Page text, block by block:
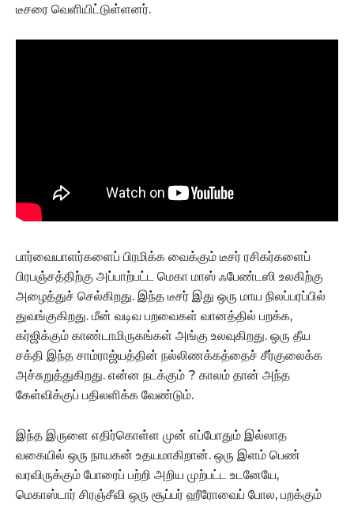
டீசரை வெளியிட்டுள்ளனர்.
பார்வையாளர்களைப் பிரமிக்க வைக்கும் டீசர் ரசிகர்களைப்
பிரபஞ்சத்திற்கு அப்பாற்பட்ட மெகா மாஸ் ஃபேண்டஸி உலகிற்கு
அழைத்துச் செல்கிறது. இந்த டீசர் இது ஒரு மாய நிலப்பரப்பில்
துவங்குகிறது. மீன் வடிவ பறவைகள் வானத்தில் பறக்க,
கர்ஜிக்கும் காண்டாமிருகங்கள் அங்கு உலவுகிறது. ஒரு தீய
சக்தி இந்த சாம்ராஜ்யத்தின் நல்லிணக்கத்தைச் சீர்குலைக்க
அச்சுறுத்துகிறது. என்ன நடக்கும் ? காலம் தான் அந்த
கேள்விக்குப் பதிலளிக்க வேண்டும்.
இந்த இருளை எதிர்கொள்ள முன் எப்போதும் இல்லாத
வகையில் ஒரு நாயகன் உதயமாகிறான். ஒரு இளம் பெண்
வரவிருக்கும் போரைப் பற்றி அறிய முற்பட்ட உடனேயே,
மெகாஸ்டார் சிரஞ்சீவி ஒரு சூப்பர் ஹீரோவைப் போல, பறக்கும்